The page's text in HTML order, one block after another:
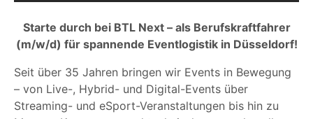
Starte durch bei BTL Next – als Berufskraftfahrer
(m/w/d) für spannende Eventlogistik in Düsseldorf!
Seit über 35 Jahren bringen wir Events in Bewegung
– von Live-, Hybrid- und Digital-Events über
Streaming- und eSport-Veranstaltungen bis hin zu